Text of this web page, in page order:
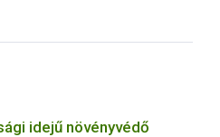
idejű növényvédő